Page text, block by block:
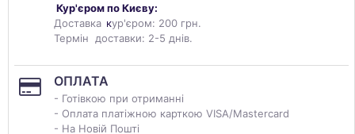
Кур'єром по Києву:
Доставка кур'єром: 200 грн.
Термін доставки: 2-5 днів.
ОПЛАТА
- Готівкою при отриманні
- Оплата платіжною карткою VISA/Mastercard
- На Новій Пошті